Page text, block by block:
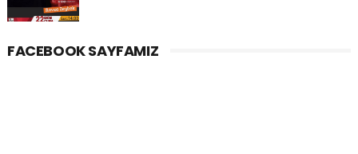
FACEBOOK SAYFAMIZ